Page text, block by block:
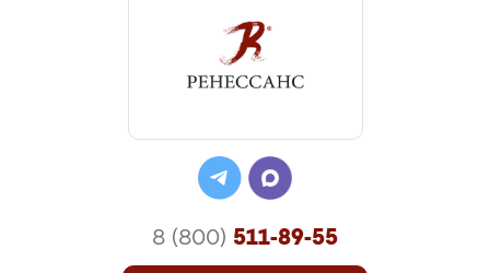
8 (800) 511-89-55